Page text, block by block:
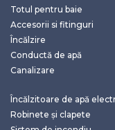
Totul pentru baie
Accesorii si fitinguri
Încălzire
Conductă de apă
Canalizare
Încălzitoare de apă
Robinete și clapete